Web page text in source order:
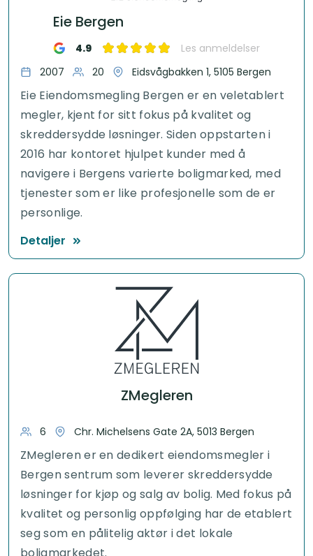
Eie Bergen
4.9 Les anmeldelser
Eie Eiendomsmegling Bergen er en veletablert
megler, kjent for sitt fokus på kvalitet og
skreddersydde løsninger. Siden oppstarten i
2016 har kontoret hjulpet kunder med å
navigere i Bergens varierte boligmarked, med
tjenester som er like profesjonelle som de er
personlige.
2007 20 Eidsvågbakken 1, 5105 Bergen
Detaljer
ZMegleren
ZMegleren er en dedikert eiendomsmegler i
Bergen sentrum som leverer skreddersydde
løsninger for kjøp og salg av bolig. Med fokus på
kvalitet og personlig oppfølging har de etablert
seg som en pålitelig aktør i det lokale
6 Chr. Michelsens Gate 2A, 5013 Bergen